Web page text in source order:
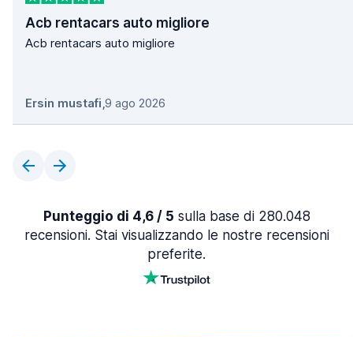
Acb rentacars auto migliore
Acb rentacars auto migliore
Ersin mustafi,9 ago 2026
Punteggio di 4,6 / 5 sulla base di 280.048
recensioni. Stai visualizzando le nostre recensioni
preferite.